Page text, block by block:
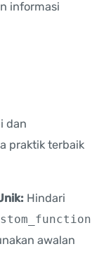
informasi
dan
praktik terbaik
Hindari
awalan